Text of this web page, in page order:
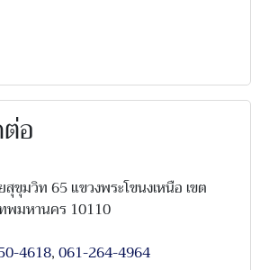
อ
ขุมวิท 65 แขวงพระโขนงเหนือ เขต
พมหานคร 10110
4618,061-264-4964